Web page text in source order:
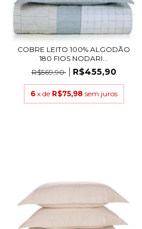
COBRE LEITO 100% ALGODÃO
180 FIOS NODARI...
R$569,90
R$455,90
6 x de R$75,98 sem juros